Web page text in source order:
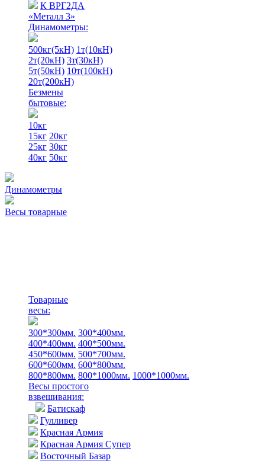
К ВРГ2ДА
«Металл 3»
Динамометры:
500кг(5кН) 1т(10кН)
2т(20кН) 3т(30кН)
5т(50кН) 10т(100кН)
20т(200кН)
Безмены
бытовые:
10кг
15кг 20кг
25кг 30кг
40кг 50кг
Динамометры
Весы товарные
Товарные
весы:
300*300мм. 300*400мм.
400*400мм. 400*500мм.
450*600мм. 500*700мм.
600*600мм. 600*800мм.
800*800мм. 800*1000мм. 1000*1000мм.
Весы простого
взвешивания:
Батискаф
Гулливер
Красная Армия
Красная Армия Супер
Восточный Базар